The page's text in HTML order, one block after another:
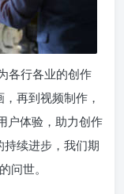
各行各业的创作
再到视频制作，
户体验，助力创作
续进步，我们期
问世。